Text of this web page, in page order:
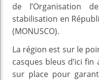
de l’Organisation
stabilisation en
(MONUSCO).
La région est sur le
casques bleus d’ici fin
sur place pour